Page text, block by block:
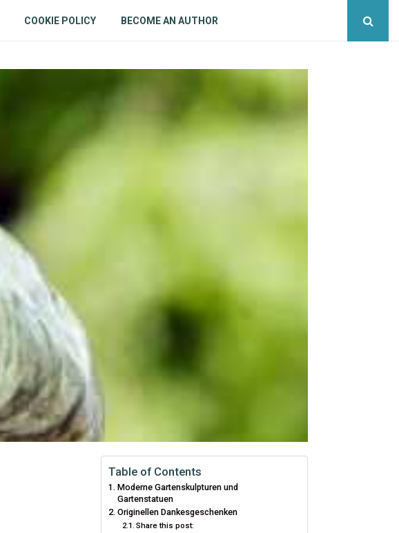
COOKIE POLICY BECOME AN AUTHOR
Table of Contents
Moderne Gartenskulpturen und
Gartenstatuen
Originellen Dankesgeschenken
Share this post: